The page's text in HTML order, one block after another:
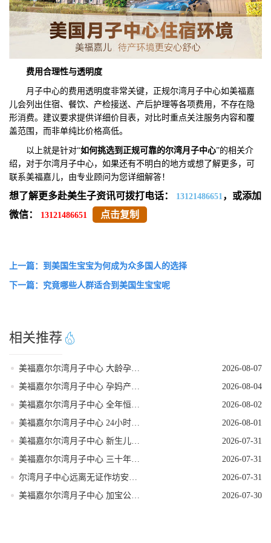
费用合理性与透明度
月子中心的费用透明度非常关键，正规尔湾月子中心如美福嘉
儿会列出住宿、餐饮、产检接送、产后护理等各项费用，不存在隐
形消费。建议要求提供详细价目表，对比时重点关注服务内容和覆
盖范围，而非单纯比价格高低。
以上就是针对“如何挑选到正规可靠的尔湾月子中心”的相关介
绍，对于尔湾月子中心，如果还有不明白的地方或想了解更多，可
联系美福嘉儿，由专业顾问为您详细解答！
想了解更多赴美生子资讯可拨打电话： 13121486651，或添加
微信：
13121486651 点击复制
上一篇：到美国生宝宝为何成为众多国人的选择
下一篇：究竟哪些人群适合到美国生宝宝呢
相关推荐
美福嘉尔尔湾月子中心 大龄孕妈医疗保障足
2026-08-07
美福嘉尔尔湾月子中心 孕妈产后恢复理疗全套
2026-08-04
美福嘉尔尔湾月子中心 全年恒温休养环境
2026-08-02
美福嘉尔尔湾月子中心 24小时安保值守
2026-08-01
美福嘉尔尔湾月子中心 新生儿回国体检全程陪同
2026-07-31
美福嘉尔尔湾月子中心 三十年老店直营靠谱
2026-07-31
尔湾月子中心远离无证作坊安全有保障
2026-07-31
美福嘉尔尔湾月子中心 加宝公立入学讲解
2026-07-30